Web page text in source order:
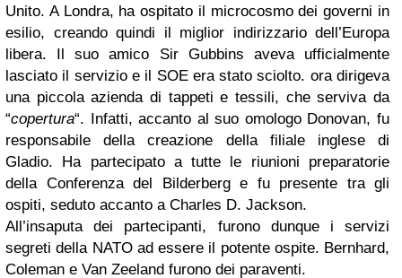
Unito. A Londra, ha ospitato il microcosmo dei governi in
esilio, creando quindi il miglior indirizzario dell’Europa
libera. Il suo amico Sir Gubbins aveva ufficialmente
lasciato il servizio e il SOE era stato sciolto. ora dirigeva
una piccola azienda di tappeti e tessili, che serviva da
“copertura“. Infatti, accanto al suo omologo Donovan, fu
responsabile della creazione della filiale inglese di
Gladio. Ha partecipato a tutte le riunioni preparatorie
della Conferenza del Bilderberg e fu presente tra gli
ospiti, seduto accanto a Charles D. Jackson.
All’insaputa dei partecipanti, furono dunque i servizi
segreti della NATO ad essere il potente ospite. Bernhard,
Coleman e Van Zeeland furono dei paraventi.